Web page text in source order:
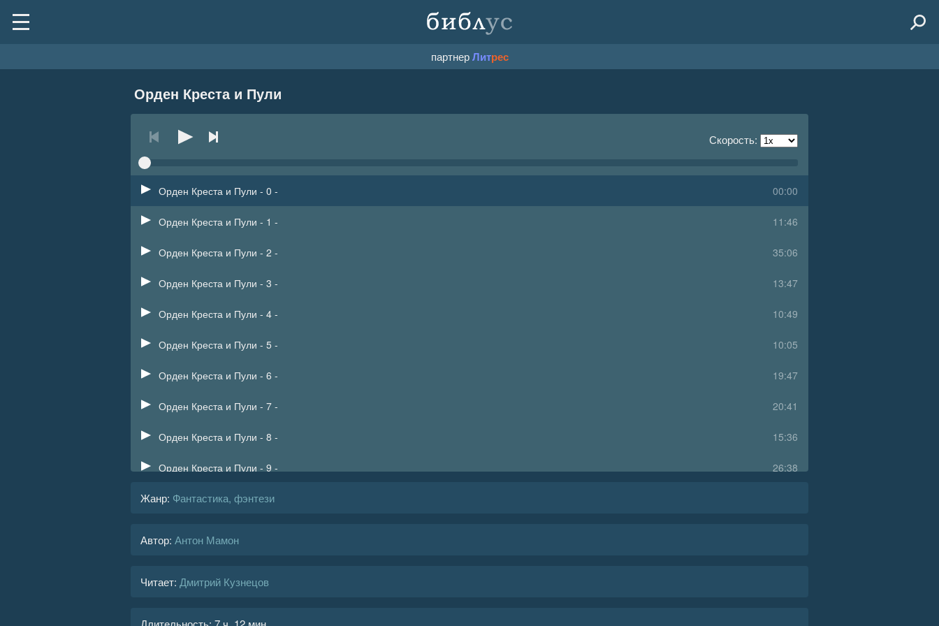
партнерЛитрес
Орден Креста и Пули
Скорость:
00:00
Орден Креста и Пули - 0 -
11:46
Орден Креста и Пули - 1 -
35:06
Орден Креста и Пули - 2 -
13:47
Орден Креста и Пули - 3 -
10:49
Орден Креста и Пули - 4 -
10:05
Орден Креста и Пули - 5 -
19:47
Орден Креста и Пули - 6 -
20:41
Орден Креста и Пули - 7 -
15:36
Орден Креста и Пули - 8 -
26:38
Орден Креста и Пули - 9 -
Орден Креста и Пули - 10 -
Орден Креста и Пули - 13 -
Орден Креста и Пули - 14 -
Жанр: Фантастика, фэнтези
Автор: Антон Мамон
Читает: Дмитрий Кузнецов